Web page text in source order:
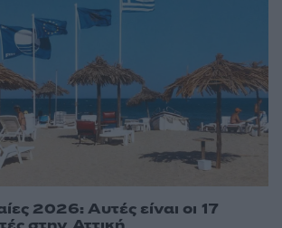
2026: Αυτές είναι οι 17